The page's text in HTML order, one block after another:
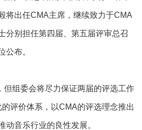
将出任CMA主席，继续致力于CMA
分别担任第四届、第五届评审总召
公布。
组委会将尽力保证两届的评选工作
评价体系，以CMA的评选理念推出
音乐行业的良性发展。